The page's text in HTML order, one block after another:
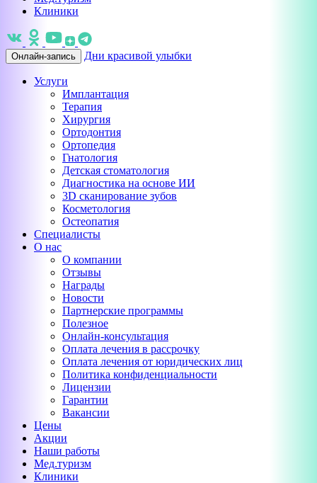
Клиники
Онлайн-запись Дни красивой улыбки
Услуги
Имплантация
Терапия
Хирургия
Ортодонтия
Ортопедия
Гнатология
Детская стоматология
Диагностика на основе ИИ
3D сканирование зубов
Косметология
Остеопатия
Специалисты
О нас
О компании
Отзывы
Награды
Новости
Партнерские программы
Полезное
Онлайн-консультация
Оплата лечения в рассрочку
Оплата лечения от юридических лиц
Политика конфиденциальности
Лицензии
Гарантии
Вакансии
Цены
Акции
Наши работы
Мед.туризм
Клиники